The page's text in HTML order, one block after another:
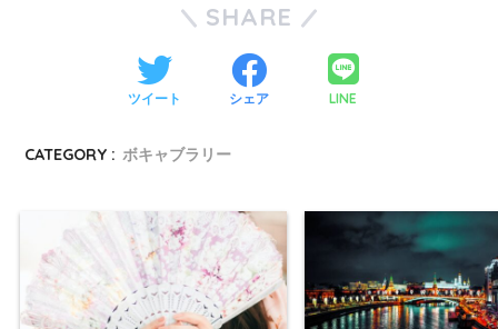
SHARE
ツイート シェア LINE
CATEGORY : ボキャブラリー